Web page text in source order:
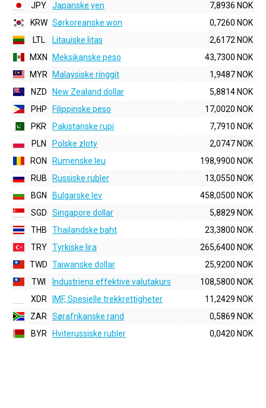
JPY
Japanske yen
7,8936 NOK
KRW Sørkoreanske won
0,7260 NOK
LTL
Litauiske litas
2,6172 NOK
MXN
Meksikanske peso
43,7300 NOK
MYR
Malaysiske ringgit
1,9487 NOK
NZD
New Zealand dollar
5,8814 NOK
PHP
Filippinske peso
17,0020 NOK
PKR
Pakistanske rupi
7,7910 NOK
PLN
Polske zloty
2,0747 NOK
RON
Rumenske leu
198,9900 NOK
RUB
Russiske rubler
13,0550 NOK
BGN
Bulgarske lev
458,0500 NOK
SGD
Singapore dollar
5,8829 NOK
THB
Thailandske baht
23,3800 NOK
TRY Tyrkiske lira
265,6400 NOK
TWD Taiwanske dollar
25,9200 NOK
TWI
Industriens effektive valutakurs
108,5800 NOK
XDR
IMF, Spesielle trekkrettigheter
11,2429 NOK
ZAR
Sørafrikanske rand
0,5869 NOK
BYR
Hviterussiske rubler 0,0420 NOK